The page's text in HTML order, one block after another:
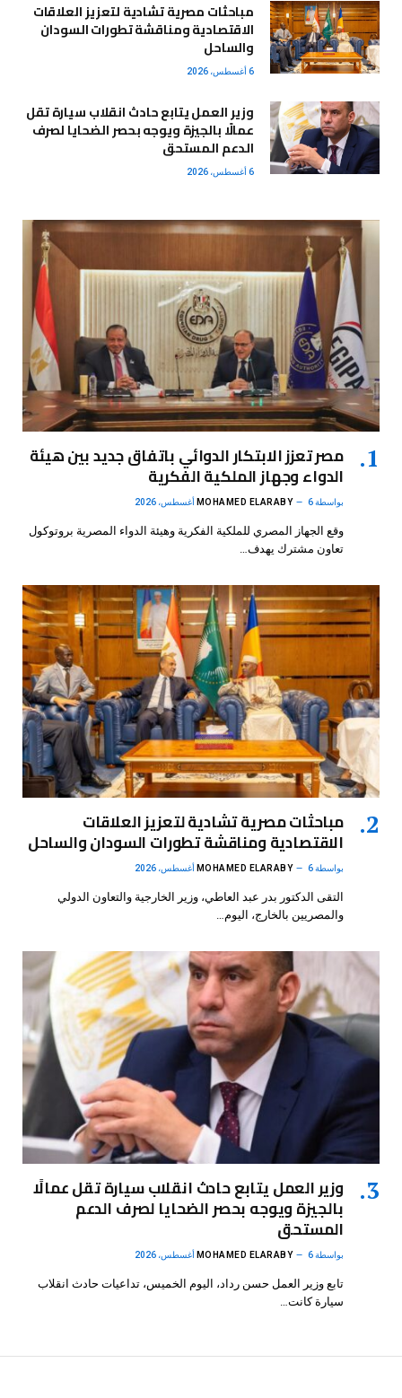
مباحثات مصرية تشادية لتعزيز العلاقات
الاقتصادية ومناقشة تطورات السودان
والساحل
6 أغسطس، 2026
وزير العمل يتابع حادث انقلاب سيارة تقل
عمالًا بالجيزة ويوجه بحصر الضحايا لصرف
الدعم المستحق
6 أغسطس، 2026
مصر تعزز الابتكار الدوائي باتفاق جديد بين هيئة
الدواء وجهاز الملكية الفكرية
بواسطة MOHAMED ELARABY 6 أغسطس، 2026
وقع الجهاز المصري للملكية الفكرية وهيئة الدواء المصرية بروتوكول
تعاون مشترك يهدف…
مباحثات مصرية تشادية لتعزيز العلاقات
الاقتصادية ومناقشة تطورات السودان والساحل
بواسطة MOHAMED ELARABY 6 أغسطس، 2026
التقى الدكتور بدر عبد العاطي، وزير الخارجية والتعاون الدولي
والمصريين بالخارج، اليوم…
وزير العمل يتابع حادث انقلاب سيارة تقل عمالًا
بالجيزة ويوجه بحصر الضحايا لصرف الدعم
المستحق
بواسطة MOHAMED ELARABY 6 أغسطس، 2026
تابع وزير العمل حسن رداد، اليوم الخميس، تداعيات حادث انقلاب
سيارة كانت…